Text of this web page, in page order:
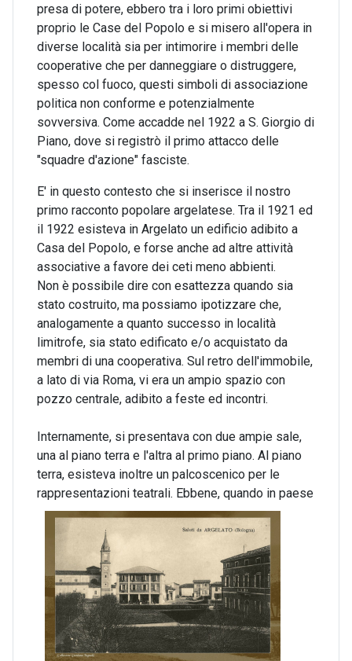
presa di potere, ebbero tra i loro primi obiettivi
proprio le Case del Popolo e si misero all'opera in
diverse località sia per intimorire i membri delle
cooperative che per danneggiare o distruggere,
spesso col fuoco, questi simboli di associazione
politica non conforme e potenzialmente
sovversiva. Come accadde nel 1922 a S. Giorgio di
Piano, dove si registrò il primo attacco delle
"squadre d'azione" fasciste.
E' in questo contesto che si inserisce il nostro
primo racconto popolare argelatese. Tra il 1921 ed
il 1922 esisteva in Argelato un edificio adibito a
Casa del Popolo, e forse anche ad altre attività
associative a favore dei ceti meno abbienti.
Non è possibile dire con esattezza quando sia
stato costruito, ma possiamo ipotizzare che,
analogamente a quanto successo in località
limitrofe, sia stato edificato e/o acquistato da
membri di una cooperativa. Sul retro dell'immobile,
a lato di via Roma, vi era un ampio spazio con
pozzo centrale, adibito a feste ed incontri.
Internamente, si presentava con due ampie sale,
una al piano terra e l'altra al primo piano. Al piano
terra, esisteva inoltre un palcoscenico per le
rappresentazioni teatrali. Ebbene, quando in paese